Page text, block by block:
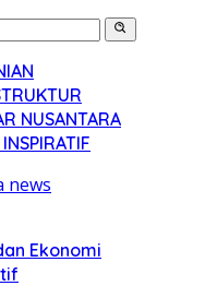
NUSANTARA
Ekonomi